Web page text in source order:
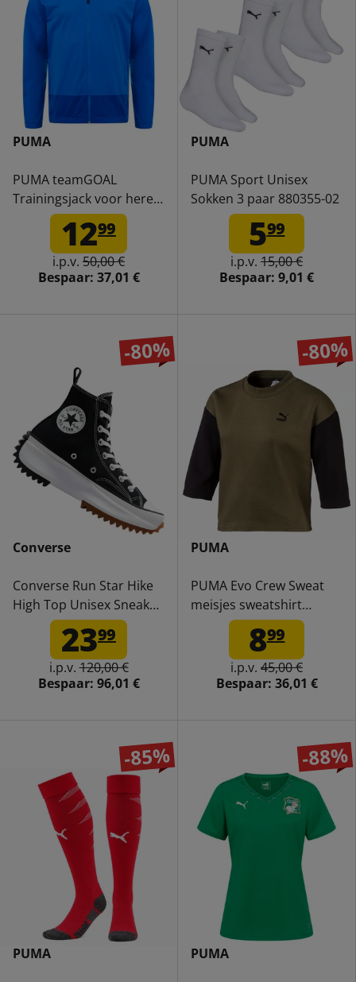
PUMA
PUMA teamGOAL
Trainingsjack voor heren
656561-021299
i.p.v. 50,00 €
Bespaar: 37,01 €
PUMA
PUMA Sport Unisex
Sokken 3 paar 880355-02
599
i.p.v. 15,00 €
Bespaar: 9,01 €
-80%
Converse
Converse Run Star Hike
High Top Unisex Sneaker
166800C2399
i.p.v.120,00 €
Bespaar: 96,01 €
-80%
PUMA
PUMA Evo Crew Sweat
meisjes sweatshirt
592677-14899
i.p.v. 45,00 €
Bespaar: 36,01 €
-85%
PUMA
-88%
PUMA